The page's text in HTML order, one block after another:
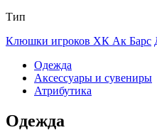
Тип
Клюшки игроков ХК Ак Барс
Одежда
Аксессуары и сувениры
Атрибутика
Одежда